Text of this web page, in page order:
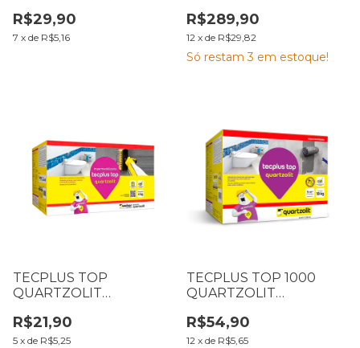
PISO/PISO CINZA
EXTERNA 20 KG
R$29,90
7 x de R$5,16
R$289,90
12 x de R$29,82
Só restam3 em estoque!
TECPLUS TOP
QUARTZOLIT
R$21,90
5 x de R$5,25
TECPLUS TOP 1000
QUARTZOLIT
R$54,90
12 x de R$5,65